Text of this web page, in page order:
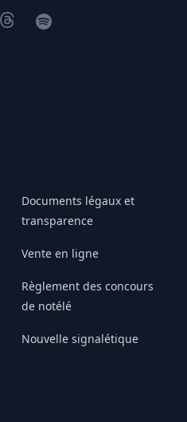
ThreadsSpotify
Documents légaux et
transparence
Vente en ligne
Règlement des concours
de notélé
Nouvelle signalétique